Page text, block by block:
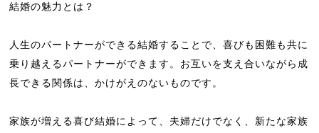
結婚の魅力とは？
人生のパートナーができる結婚することで、喜びも困難も共に
乗り越えるパートナーができます。お互いを支え合いながら成
長できる関係は、かけがえのないものです。
家族が増える喜び結婚によって、夫婦だけでなく、新たな家族